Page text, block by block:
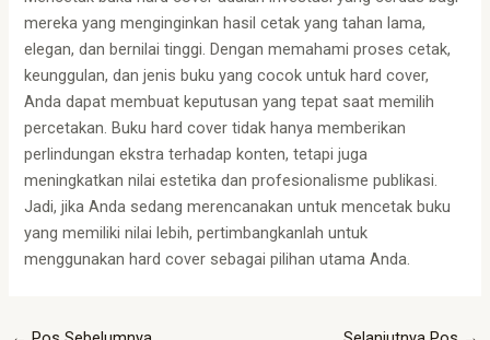
mereka yang menginginkan hasil cetak yang tahan lama,
elegan, dan bernilai tinggi. Dengan memahami proses cetak,
keunggulan, dan jenis buku yang cocok untuk hard cover,
Anda dapat membuat keputusan yang tepat saat memilih
percetakan. Buku hard cover tidak hanya memberikan
perlindungan ekstra terhadap konten, tetapi juga
meningkatkan nilai estetika dan profesionalisme publikasi.
Jadi, jika Anda sedang merencanakan untuk mencetak buku
yang memiliki nilai lebih, pertimbangkanlah untuk
menggunakan hard cover sebagai pilihan utama Anda.